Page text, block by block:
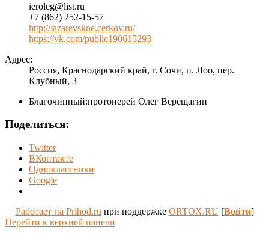
ieroleg@list.ru
+7 (862) 252-15-57
http://lazarevskoe.cerkov.ru/
https://vk.com/public190615293
Адрес:
Россия, Краснодарский край, г. Сочи, п. Лоо, пер.
Клубный, 3
Благочинный:протоиерей Олег Верещагин
Поделиться:
Twitter
ВКонтакте
Одноклассники
Google
Работает на Prihod.ru при поддержке ORTOX.RU [Войти]
Перейти к верхней панели